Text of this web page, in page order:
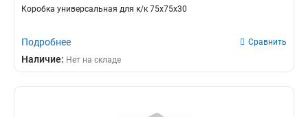
Коробка универсальная для к/к 75х75х30
Подробнее Сравнить
Наличие: Нет на складе